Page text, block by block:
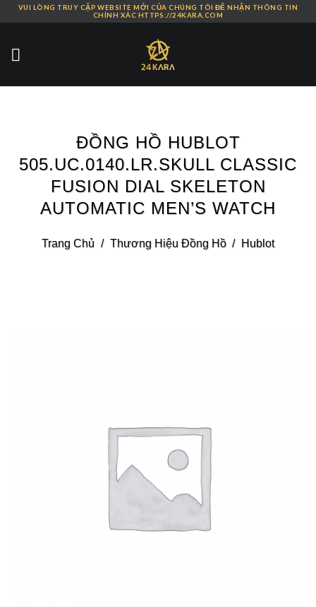
Skip
content
VUI LÒNG TRUY CẬP WEBSITE MỚI CỦA CHÚNG TÔI ĐỂ NHẬN THÔNG TIN
CHÍNH XÁC HTTPS://24KARA.COM
ĐỒNG HỒ HUBLOT
505.UC.0140.LR.SKULL CLASSIC
FUSION DIAL SKELETON
AUTOMATIC MEN’S WATCH
Trang Chủ / Thương Hiệu Đồng Hồ / Hublot